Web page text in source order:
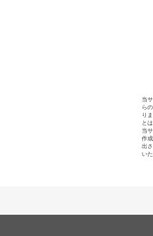
当
ら
り
と
当
作
出
い